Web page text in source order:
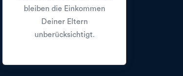
bleiben die Einkommen
Deiner Eltern
unberücksichtigt.